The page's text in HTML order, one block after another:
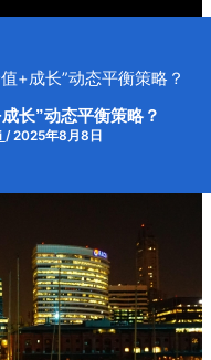
+成长”动态平衡策略？
长”动态平衡策略？
/2025年8月8日